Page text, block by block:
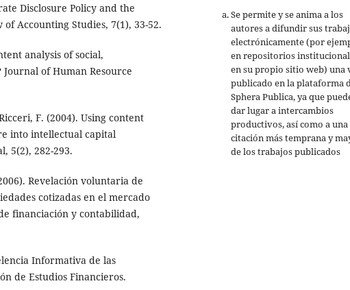
Disclosure Policy and the
Accounting Studies, 7(1), 33-52.
analysis of social,
of Human Resource
F. (2004). Using content
into intellectual capital
5(2), 282-293.
Revelación voluntaria de
cotizadas en el mercado
financiación y contabilidad,
Informativa de las
de Estudios Financieros.
Se permite y se anima a los
autores a difundir sus
electrónicamente (por
en repositorios
en su propio sitio web) una
publicado en la plataforma
Sphera Publica, ya que
dar lugar a intercambios
productivos, así como a una
citación más temprana y
de los trabajos publicados